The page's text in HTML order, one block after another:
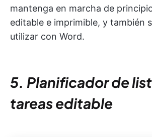
mantenga en marcha de
editable e imprimible, y también
utilizar con Word.
5. Planificador de
tareas editable